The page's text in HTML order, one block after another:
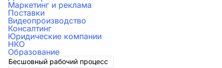
Маркетинг и реклама
Поставки
Видеопроизводство
Консалтинг
Юридические компании
НКО
Образование
Бесшовный рабочий процесс